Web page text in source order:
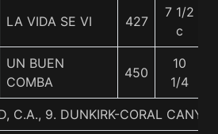
LA VIDA SE VI 427
7 1/2
c
UN BUEN
COMBA
450
10
1/4
C.A., 9. DUNKIRK-CORAL